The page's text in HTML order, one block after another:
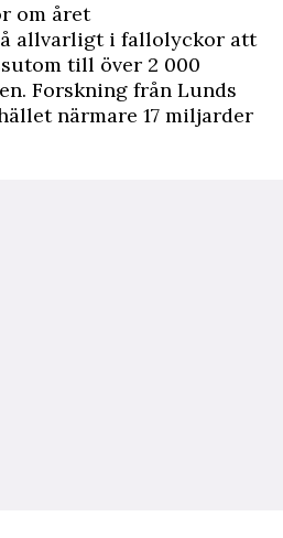
om året
allvarligt i fallolyckor att
till över 2 000
Forskning från Lunds
närmare 17 miljarder